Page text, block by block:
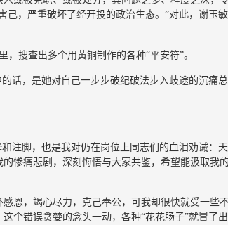
己，严重破坏了经开投的政治生态。”对此，谢玉
，搜查出多个用黄铜制作的各种“平安符”。
话，是她对自己一步步破纪破法步入歧途的沉痛总
注脚，也是我对仍在岗位上同志们的血泪劝诫：天
惨痛悲剧，深刻悔悟与大家共鉴，希望能汲取我
恩，竭心尽力，克己奉公，可我却很快就受一些
个错误贪婪的念头一动，各种“花花肠子”就冒了出